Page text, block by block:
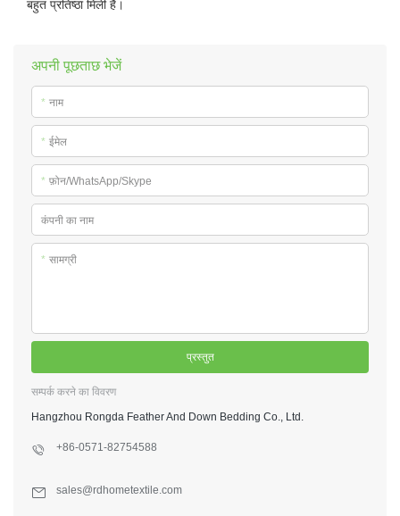
बहुत प्रतिष्ठा मिली है।
अपनी पूछताछ भेजें
* नाम
* ईमेल
* फ़ोन/WhatsApp/Skype
कंपनी का नाम
* सामग्री
प्रस्तुत
सम्पर्क करने का विवरण
Hangzhou Rongda Feather And Down Bedding Co., Ltd.
+86-0571-82754588
sales@rdhometextile.com